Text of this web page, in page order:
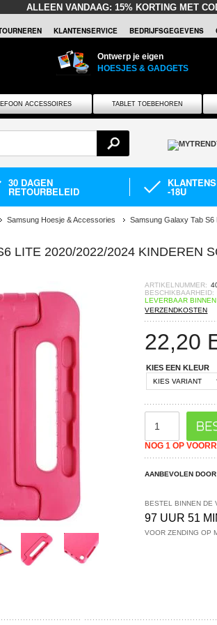
ALLEEN VANDAAG: 15% KORTING MET
KLANTENSERVICE BEDRIJFSGEGEVENS
Ontwerp je eigen
HOESJES & GADGETS
ACCESSOIRES TABLET TOEBEHOREN
30 DAGEN
RETOURBELEID -18U
Samsung Hoesje & Accessories Samsung Galaxy Tab
LITE 2020/2022/2024 KINDEREN
ARTIKELNUMMER:
BESCHIKBAARHEID:
LEVERBAAR
VERZENDKOSTEN
22,20
KIES EEN KLEUR
NOG 1 OP
AANBEVOLEN
BESTEL BINNEN DE
97 UUR 51
VOOR ZENDING OP